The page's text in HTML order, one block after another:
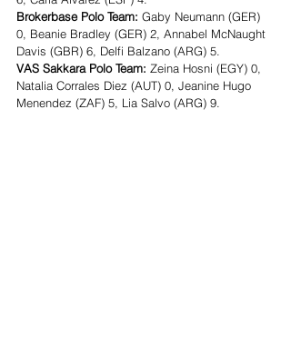
Brokerbase Polo Team: Gaby Neumann (GER)
0, Beanie Bradley (GER) 2, Annabel McNaught
Davis (GBR) 6, Delfi Balzano (ARG) 5.
VAS Sakkara Polo Team: Zeina Hosni (EGY) 0,
Natalia Corrales Diez (AUT) 0, Jeanine Hugo
Menendez (ZAF) 5, Lia Salvo (ARG) 9.